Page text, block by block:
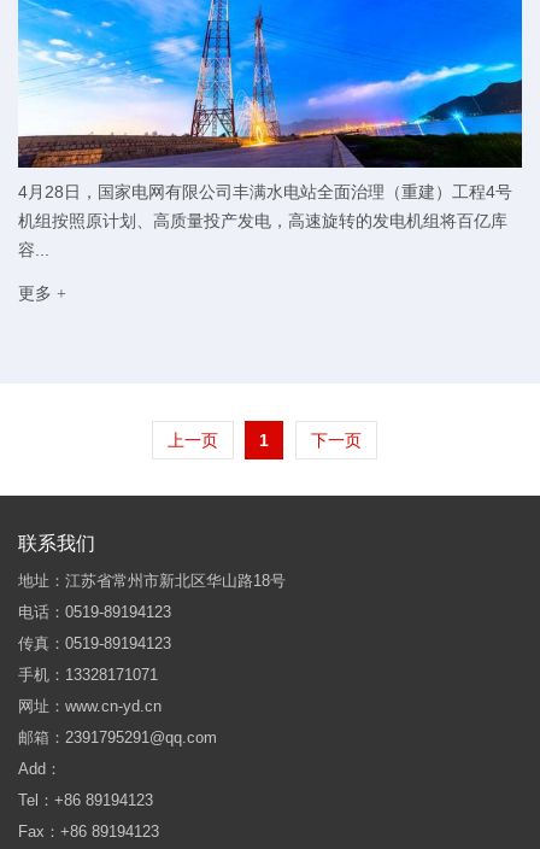
4月28日，国家电网有限公司丰满水电站全面治理（重建）工程4号
机组按照原计划、高质量投产发电，高速旋转的发电机组将百亿库
容...
更多 +
上一页 1 下一页
联系我们
地址：江苏省常州市新北区华山路18号
电话：0519-89194123
传真：0519-89194123
手机：13328171071
网址：www.cn-yd.cn
邮箱：2391795291@qq.com
Add：
Tel：+86 89194123
Fax：+86 89194123